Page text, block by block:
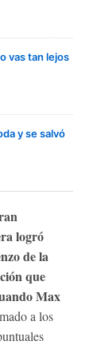
vas tan lejos
y se salvó
logró
de la
que
Max
a los